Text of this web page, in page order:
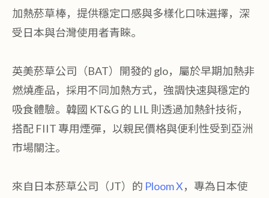
加熱菸草棒，提供穩定口感與多樣化口味選擇，深
受日本與台灣使用者青睞。
英美菸草公司（BAT）開發的 glo，屬於早期加熱非
燃燒產品，採用不同加熱方式，強調快速與穩定的
吸食體驗。韓國 KT&G 的 LIL 則透過加熱針技術，
搭配 FIIT 專用煙彈，以親民價格與便利性受到亞洲
市場關注。
來自日本菸草公司（JT）的 Ploom X，專為日本使